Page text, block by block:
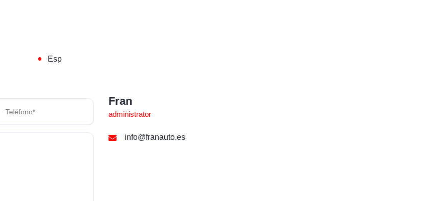
• Esp
Fran
administrator
info@franauto.es